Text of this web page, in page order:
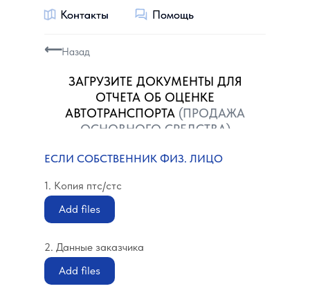
Контакты
Контакты
Помощь
Помощь
ЗАГРУЗИТЕ ДОКУМЕНТЫ ДЛЯ
ОТЧЕТА ОБ ОЦЕНКЕ
АВТОТРАНСПОРТА (ПРОДАЖА
ОСНОВНОГО СРЕДСТВА)
Назад
⟵
ЕСЛИ СОБСТВЕННИК ФИЗ. ЛИЦО
1. Копия птс/стс
Add files
2. Данные заказчика
Add files